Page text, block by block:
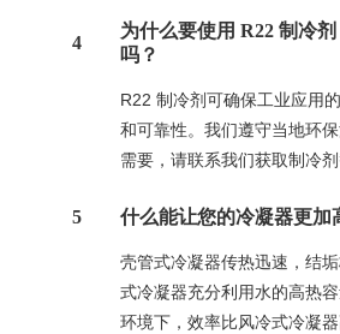
4
为什么要使用 R22 制冷
吗？
R22 制冷剂可确保工业应用
和可靠性。我们遵守当地环
需要，请联系我们获取制冷剂
5 什么能让您的冷凝器更加
壳管式冷凝器传热迅速，结
式冷凝器充分利用水的高热
环境下，效率比风冷式冷凝